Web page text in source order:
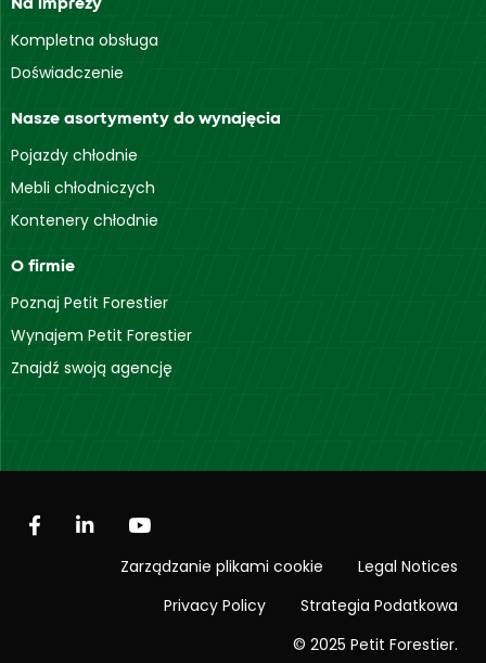
Kompletna obsługa
Doświadczenie
Nasze asortymenty do wynajęcia
Pojazdy chłodnie
Mebli chłodniczych
Kontenery chłodnie
O firmie
Poznaj Petit Forestier
Wynajem Petit Forestier
Znajdź swoją agencję
Zarządzanie plikami cookie
Legal Notices
Privacy Policy
Strategia Podatkowa
© 2025 Petit Forestier.